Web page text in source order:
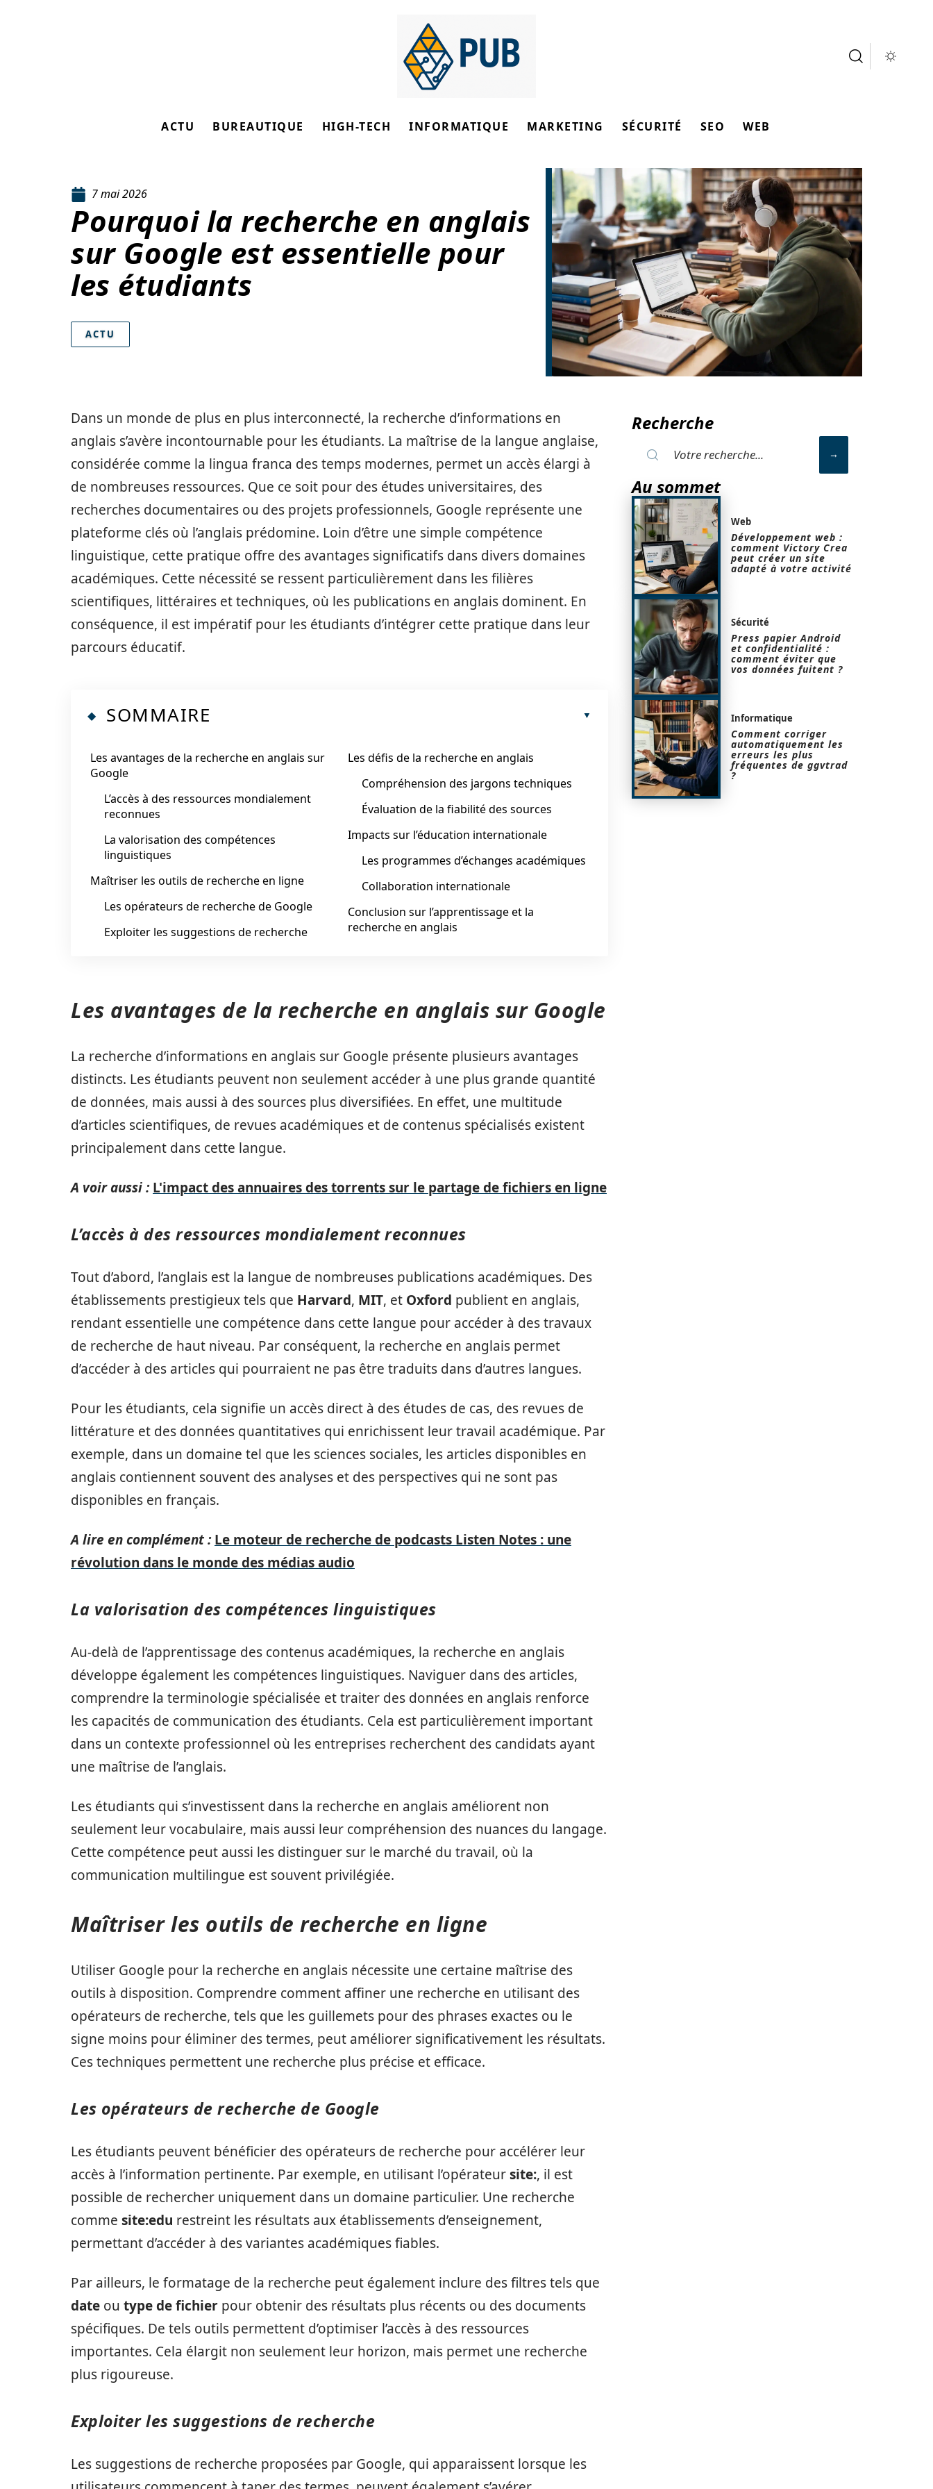
ACTU BUREAUTIQUE HIGH-TECH INFORMATIQUE MARKETING SÉCURITÉ SEO WEB
7 mai 2026
Pourquoi la recherche en anglais
sur Google est essentielle pour
les étudiants
ACTU
Dans un monde de plus en plus interconnecté, la recherche d’informations en
anglais s’avère incontournable pour les étudiants. La maîtrise de la langue anglaise,
considérée comme la lingua franca des temps modernes, permet un accès élargi à
de nombreuses ressources. Que ce soit pour des études universitaires, des
recherches documentaires ou des projets professionnels, Google représente une
plateforme clés où l’anglais prédomine. Loin d’être une simple compétence
linguistique, cette pratique offre des avantages significatifs dans divers domaines
académiques. Cette nécessité se ressent particulièrement dans les filières
scientifiques, littéraires et techniques, où les publications en anglais dominent. En
conséquence, il est impératif pour les étudiants d’intégrer cette pratique dans leur
parcours éducatif.
SOMMAIRE
Les avantages de la recherche en anglais sur
Google
L’accès à des ressources mondialement
reconnues
La valorisation des compétences
linguistiques
Maîtriser les outils de recherche en ligne
Les opérateurs de recherche de Google
Exploiter les suggestions de recherche
Les défis de la recherche en anglais
Compréhension des jargons techniques
Évaluation de la fiabilité des sources
Impacts sur l’éducation internationale
Les programmes d’échanges académiques
Collaboration internationale
Conclusion sur l’apprentissage et la
recherche en anglais
Les avantages de la recherche en anglais sur Google
La recherche d’informations en anglais sur Google présente plusieurs avantages
distincts. Les étudiants peuvent non seulement accéder à une plus grande quantité
de données, mais aussi à des sources plus diversifiées. En effet, une multitude
d’articles scientifiques, de revues académiques et de contenus spécialisés existent
principalement dans cette langue.
A voir aussi : L'impact des annuaires des torrents sur le partage de fichiers en ligne
L’accès à des ressources mondialement reconnues
Tout d’abord, l’anglais est la langue de nombreuses publications académiques. Des
établissements prestigieux tels que Harvard, MIT, et Oxford publient en anglais,
rendant essentielle une compétence dans cette langue pour accéder à des travaux
de recherche de haut niveau. Par conséquent, la recherche en anglais permet
d’accéder à des articles qui pourraient ne pas être traduits dans d’autres langues.
Pour les étudiants, cela signifie un accès direct à des études de cas, des revues de
littérature et des données quantitatives qui enrichissent leur travail académique. Par
exemple, dans un domaine tel que les sciences sociales, les articles disponibles en
anglais contiennent souvent des analyses et des perspectives qui ne sont pas
disponibles en français.
A lire en complément : Le moteur de recherche de podcasts Listen Notes : une
révolution dans le monde des médias audio
La valorisation des compétences linguistiques
Au-delà de l’apprentissage des contenus académiques, la recherche en anglais
développe également les compétences linguistiques. Naviguer dans des articles,
comprendre la terminologie spécialisée et traiter des données en anglais renforce
les capacités de communication des étudiants. Cela est particulièrement important
dans un contexte professionnel où les entreprises recherchent des candidats ayant
une maîtrise de l’anglais.
Les étudiants qui s’investissent dans la recherche en anglais améliorent non
seulement leur vocabulaire, mais aussi leur compréhension des nuances du langage.
Cette compétence peut aussi les distinguer sur le marché du travail, où la
communication multilingue est souvent privilégiée.
Maîtriser les outils de recherche en ligne
Utiliser Google pour la recherche en anglais nécessite une certaine maîtrise des
outils à disposition. Comprendre comment affiner une recherche en utilisant des
opérateurs de recherche, tels que les guillemets pour des phrases exactes ou le
signe moins pour éliminer des termes, peut améliorer significativement les résultats.
Ces techniques permettent une recherche plus précise et efficace.
Les opérateurs de recherche de Google
Les étudiants peuvent bénéficier des opérateurs de recherche pour accélérer leur
accès à l’information pertinente. Par exemple, en utilisant l’opérateursite:, il est
possible de rechercher uniquement dans un domaine particulier. Une recherche
comme site:edu restreint les résultats aux établissements d’enseignement,
permettant d’accéder à des variantes académiques fiables.
Par ailleurs, le formatage de la recherche peut également inclure des filtres tels que
date ou type de fichier pour obtenir des résultats plus récents ou des documents
spécifiques. De tels outils permettent d’optimiser l’accès à des ressources
importantes. Cela élargit non seulement leur horizon, mais permet une recherche
plus rigoureuse.
Exploiter les suggestions de recherche
Les suggestions de recherche proposées par Google, qui apparaissent lorsque les
Recherche
Au sommet
Web
Développement web :
comment Victory Crea
peut créer un site
adapté à votre activité
Sécurité
Press papier Android
et confidentialité :
comment éviter que
vos données fuitent ?
Informatique
Comment corriger
automatiquement les
erreurs les plus
fréquentes de ggvtrad
?